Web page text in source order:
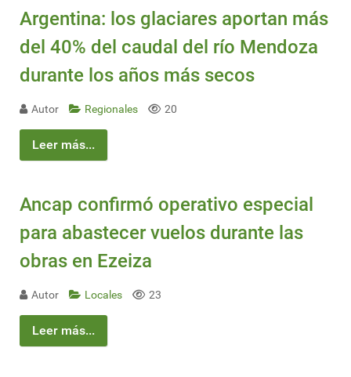
Argentina: los glaciares aportan más
del 40% del caudal del río Mendoza
durante los años más secos
Autor Regionales 20
Leer más...
Ancap confirmó operativo especial
para abastecer vuelos durante las
obras en Ezeiza
Autor Locales 23
Leer más...